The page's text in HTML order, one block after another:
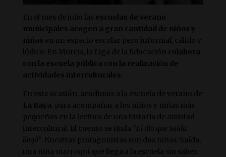
En el mes de julio las escuelas de verano
municipales acogen a gran cantidad de niños y
niñas en un espacio escolar pero informal, cálido y
lúdico. En Murcia, la Liga de la Educación colabora
con la escuela pública con la realización de
actividades interculturales.
En esta ocasión, acudimos a la escuela de verano de
La Raya , para acompañar a los niños y niñas más
pequeños en la lectura de una historia de amistad
intercultural. El cuento se titula “El día que Saída
llegó”
. Nuestras protagonistas son dos niñas: Saída,
una niña marroquí que llega a la escuela sin saber